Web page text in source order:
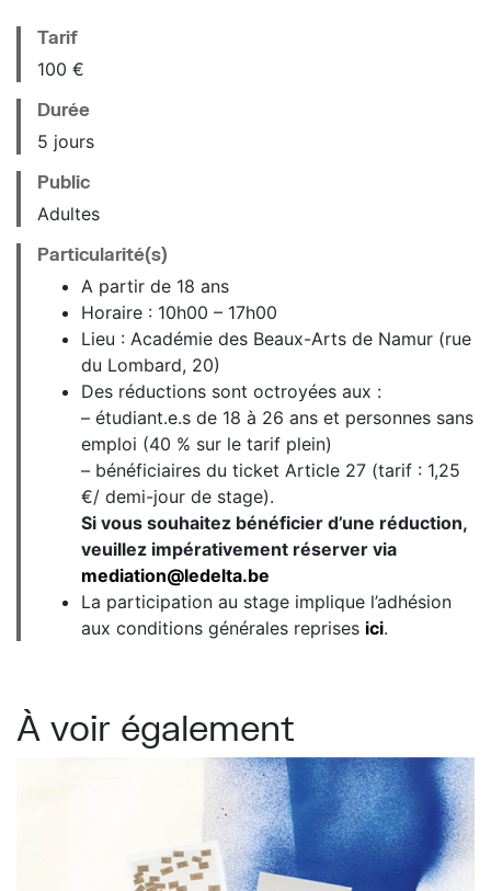
Tarif
100 €
Durée
5 jours
Public
Adultes
Particularité(s)
A partir de 18 ans
Horaire : 10h00 – 17h00
Lieu : Académie des Beaux-Arts de Namur (rue
du Lombard, 20)
Des réductions sont octroyées aux :
– étudiant.e.s de 18 à 26 ans et personnes sans
emploi (40 % sur le tarif plein)
– bénéficiaires du ticket Article 27 (tarif : 1,25
€/ demi-jour de stage).
Si vous souhaitez bénéficier d’une réduction,
veuillez impérativement réserver via
mediation@ledelta.be
La participation au stage implique l’adhésion
aux conditions générales reprises ici.
À voir également